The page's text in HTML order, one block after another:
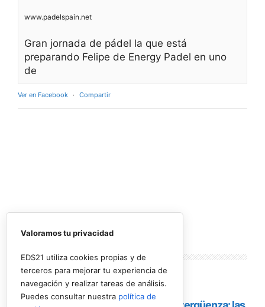
www.padelspain.net
Gran jornada de pádel la que está
preparando Felipe de Energy Padel en uno
de
Ver en Facebook · Compartir
Lo másleído
Valoramos tu privacidad
EDS21 utiliza cookies propias y de
terceros para mejorar tu experiencia de
navegación y realizar tareas de análisis.
Puedes consultar nuestra política de